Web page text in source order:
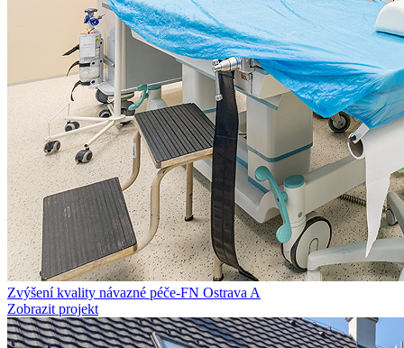
Zvýšení kvality návazné péče-FN Ostrava A
Zobrazit projekt